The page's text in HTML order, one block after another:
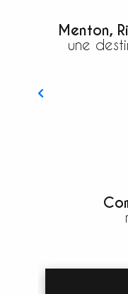
Menton,
une
Une destination